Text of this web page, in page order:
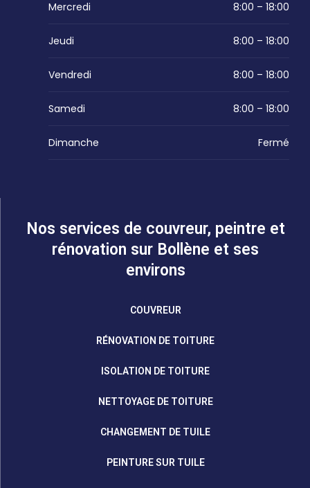
Mercredi 8:00 – 18:00
Jeudi 8:00 – 18:00
Vendredi 8:00 – 18:00
Samedi 8:00 – 18:00
Dimanche Fermé
Nos services de couvreur, peintre et
rénovation sur Bollène et ses
environs
COUVREUR
RÉNOVATION DE TOITURE
ISOLATION DE TOITURE
NETTOYAGE DE TOITURE
CHANGEMENT DE TUILE
PEINTURE SUR TUILE